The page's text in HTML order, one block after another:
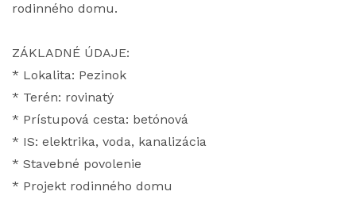
rodinného domu.
ZÁKLADNÉ ÚDAJE:
* Lokalita: Pezinok
* Terén: rovinatý
* Prístupová cesta: betónová
* IS: elektrika, voda, kanalizácia
* Stavebné povolenie
* Projekt rodinného domu